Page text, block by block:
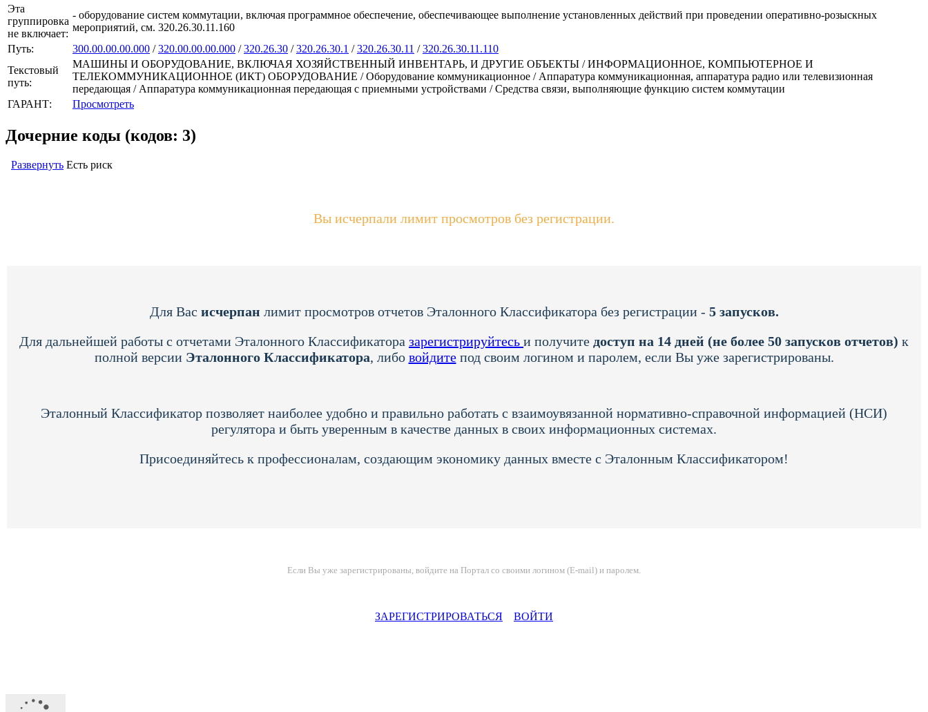
Эта
группировка
не включает:
- оборудование систем коммутации, включая программное обеспечение, обеспечивающее выполнение установленных действий при проведении оперативно-розыскных
мероприятий, см. 320.26.30.11.160
Путь:
300.00.00.00.000 /320.00.00.00.000 /320.26.30 /320.26.30.1 /320.26.30.11 /320.26.30.11.110
Текстовый
путь:
МАШИНЫ И ОБОРУДОВАНИЕ, ВКЛЮЧАЯ ХОЗЯЙСТВЕННЫЙ ИНВЕНТАРЬ, И ДРУГИЕ ОБЪЕКТЫ / ИНФОРМАЦИОННОЕ, КОМПЬЮТЕРНОЕ И
ТЕЛЕКОММУНИКАЦИОННОЕ (ИКТ) ОБОРУДОВАНИЕ / Оборудование коммуникационное / Аппаратура коммуникационная, аппаратура радио или телевизионная
передающая / Аппаратура коммуникационная передающая с приемными устройствами / Средства связи, выполняющие функцию систем коммутации
ГАРАНТ:
Просмотреть
Дочерние коды (кодов: 3)
Развернуть Есть риск
Вы исчерпали лимит просмотров без регистрации.
Для Вас исчерпан лимит просмотров отчетов Эталонного Классификатора без регистрации - 5 запусков.
Для дальнейшей работы с отчетами Эталонного Классификатора зарегистрируйтесь и получите доступ на 14 дней (не более 50 запусков отчетов) к
полной версии Эталонного Классификатора, либо войдитепод своим логином и паролем, если Вы уже зарегистрированы.
Эталонный Классификатор позволяет наиболее удобно и правильно работать с взаимоувязанной нормативно-справочной информацией (НСИ)
регулятора и быть уверенным в качестве данных в своих информационных системах.
Присоединяйтесь к профессионалам, создающим экономику данных вместе с Эталонным Классификатором!
Если Вы уже зарегистрированы, войдите на Портал со своими логином (E-mail) и паролем.
ЗАРЕГИСТРИРОВАТЬСЯ ВОЙТИ